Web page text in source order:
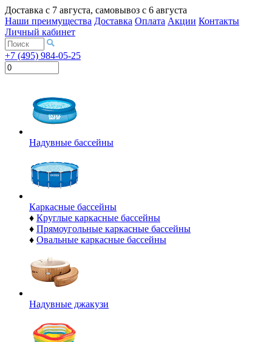
Доставка с 7 августа, самовывоз с 6 августа
Наши преимущества Доставка Оплата Акции Контакты
Личный кабинет
+7 (495) 984-05-25
Надувные бассейны
Каркасные бассейны
♦ Круглые каркасные бассейны
♦ Прямоугольные каркасные бассейны
♦ Овальные каркасные бассейны
Надувные джакузи